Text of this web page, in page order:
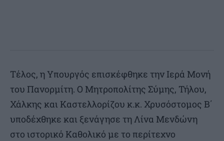
Τέλος, η Υπουργός επισκέφθηκε την Ιερά Μονή
του Πανορμίτη. Ο Μητροπολίτης Σύμης, Τήλου,
Χάλκης και Καστελλορίζου κ.κ. Χρυσόστομος Β΄
υποδέχθηκε και ξενάγησε τη Λίνα Μενδώνη
στο ιστορικό Καθολικό με το περίτεχνο